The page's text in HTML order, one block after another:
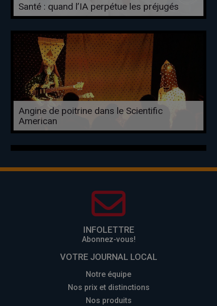
Santé : quand l’IA perpétue les préjugés
Angine de poitrine dans le Scientific
American
INFOLETTRE
Abonnez-vous!
VOTRE JOURNAL LOCAL
Notre équipe
Nos prix et distinctions
Nos produits